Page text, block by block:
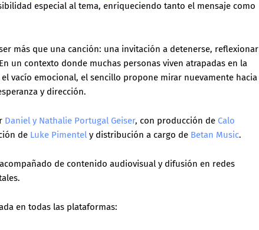
especial al tema, enriqueciendo tanto el mensaje como
más que una canción: una invitación a detenerse, reflexionar
un contexto donde muchas personas viven atrapadas en la
vacío emocional, el sencillo propone mirar nuevamente hacia
y dirección.
Daniel y Nathalie Portugal Geiser, con producción de Calo
de Luke Pimentel y distribución a cargo de Betan Music.
de contenido audiovisual y difusión en redes
en todas las plataformas: